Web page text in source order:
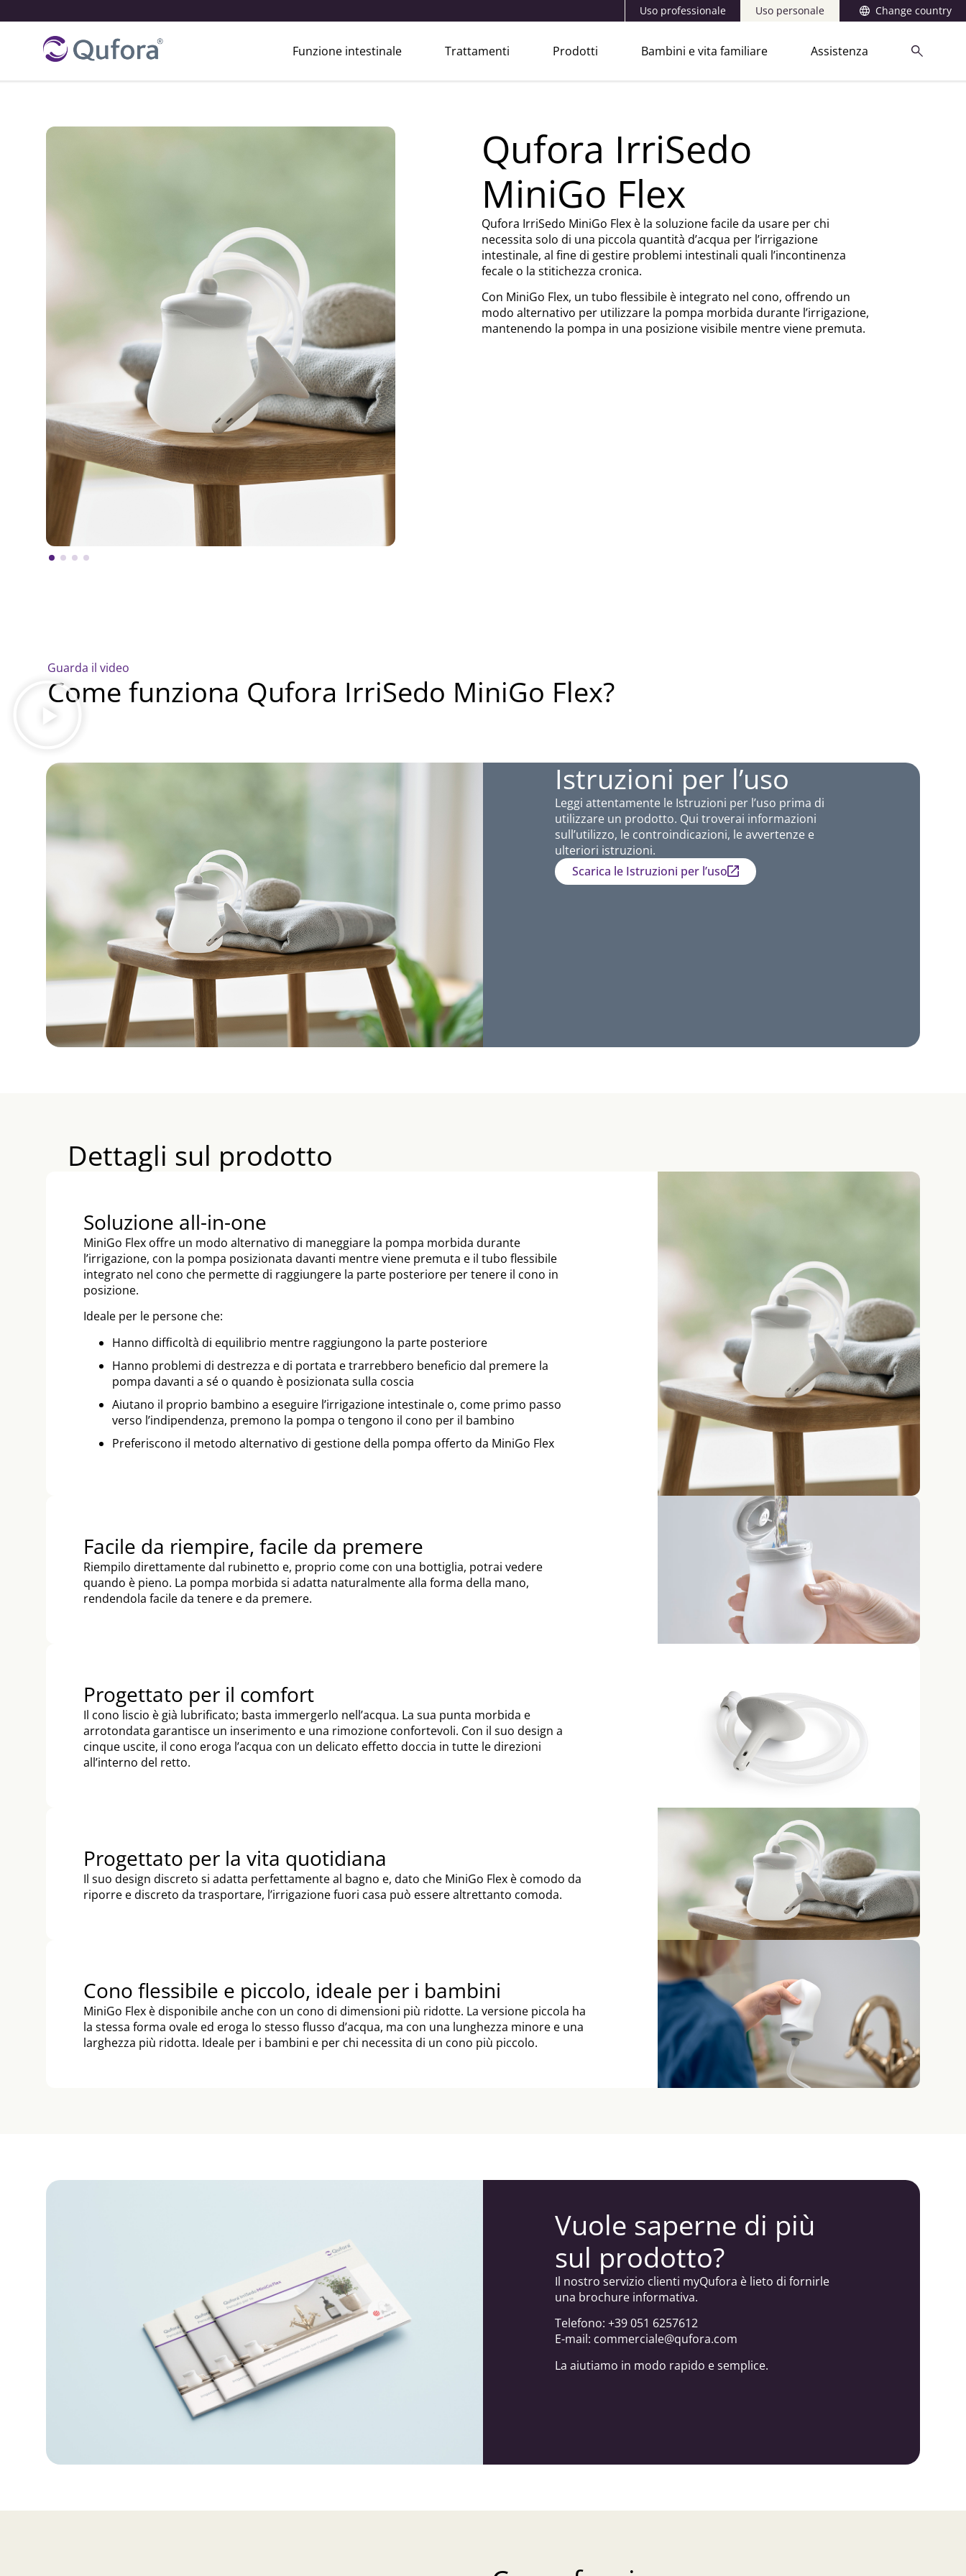
Uso professionale Uso personale Change country
Funzione intestinale Trattamenti Prodotti Bambini e vita familiare Assistenza
Qufora IrriSedo
MiniGo Flex
Qufora IrriSedo MiniGo Flex è la soluzione facile da usare per chi
necessita solo di una piccola quantità d’acqua per l’irrigazione
intestinale, al fine di gestire problemi intestinali quali l’incontinenza
fecale o la stitichezza cronica.
Con MiniGo Flex, un tubo flessibile è integrato nel cono, offrendo un
modo alternativo per utilizzare la pompa morbida durante l’irrigazione,
mantenendo la pompa in una posizione visibile mentre viene premuta.
Guarda il video
Come funziona Qufora IrriSedo MiniGo Flex?
Istruzioni per l’uso
Leggi attentamente le Istruzioni per l’uso prima di
utilizzare un prodotto. Qui troverai informazioni
sull’utilizzo, le controindicazioni, le avvertenze e
ulteriori istruzioni.
Scarica le Istruzioni per l’uso
Dettagli sul prodotto
Soluzione all-in-one
MiniGo Flex offre un modo alternativo di maneggiare la pompa morbida durante
l’irrigazione, con la pompa posizionata davanti mentre viene premuta e il tubo flessibile
integrato nel cono che permette di raggiungere la parte posteriore per tenere il cono in
posizione.
Ideale per le persone che:
Hanno difficoltà di equilibrio mentre raggiungono la parte posteriore
Hanno problemi di destrezza e di portata e trarrebbero beneficio dal premere la
pompa davanti a sé o quando è posizionata sulla coscia
Aiutano il proprio bambino a eseguire l’irrigazione intestinale o, come primo passo
verso l’indipendenza, premono la pompa o tengono il cono per il bambino
Preferiscono il metodo alternativo di gestione della pompa offerto da MiniGo Flex
Facile da riempire, facile da premere
Riempilo direttamente dal rubinetto e, proprio come con una bottiglia, potrai vedere
quando è pieno. La pompa morbida si adatta naturalmente alla forma della mano,
rendendola facile da tenere e da premere.
Progettato per il comfort
Il cono liscio è già lubrificato; basta immergerlo nell’acqua. La sua punta morbida e
arrotondata garantisce un inserimento e una rimozione confortevoli. Con il suo design a
cinque uscite, il cono eroga l’acqua con un delicato effetto doccia in tutte le direzioni
all’interno del retto.
Progettato per la vita quotidiana
Il suo design discreto si adatta perfettamente al bagno e, dato che MiniGo Flex è comodo da
riporre e discreto da trasportare, l’irrigazione fuori casa può essere altrettanto comoda.
Cono flessibile e piccolo, ideale per i bambini
MiniGo Flex è disponibile anche con un cono di dimensioni più ridotte. La versione piccola ha
la stessa forma ovale ed eroga lo stesso flusso d’acqua, ma con una lunghezza minore e una
larghezza più ridotta. Ideale per i bambini e per chi necessita di un cono più piccolo.
Vuole saperne di più
sul prodotto?
Il nostro servizio clienti myQufora è lieto di fornirle
una brochure informativa.
Telefono: +39 051 6257612
E-mail: commerciale@qufora.com
La aiutiamo in modo rapido e semplice.